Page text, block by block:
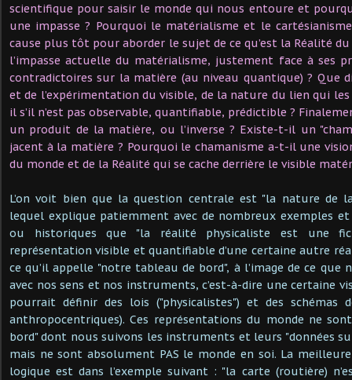
scientifique pour saisir le monde qui nous entoure et
une impasse ? Pourquoi le matérialisme et le
cause plus tôt pour aborder le sujet de ce qu’est la Réalité du
l’impasse actuelle du matérialisme, justement face à ses
contradictoires sur la matière (au niveau quantique) ? Que
et de l’expérimentation du visible, de la nature du lien qui
il s’il n’est pas observable, quantifiable, prédictible ?
un produit de la matière, ou l’inverse ? Existe-t-il un
jacent à la matière ? Pourquoi le chamanisme a-t-il une
du monde et de la Réalité qui se cache derrière le visible
L’on voit bien que la question centrale est "la nature de
lequel explique patiemment avec de nombreux exemples
ou historiques que "la réalité physicaliste est une
représentation visible et quantifiable d’une certaine autre
ce qu’il appelle "notre tableau de bord", à l’image de ce que
avec nos sens et nos instruments, c’est-à-dire une certaine
pourrait définir des lois ("physicalistes") et des schémas
anthropocentriques). Ces représentations du monde ne
bord" dont nous suivons les instruments et leurs "données
mais ne sont absolument PAS le monde en soi. La
logique est dans l’exemple suivant : "la carte (routière)